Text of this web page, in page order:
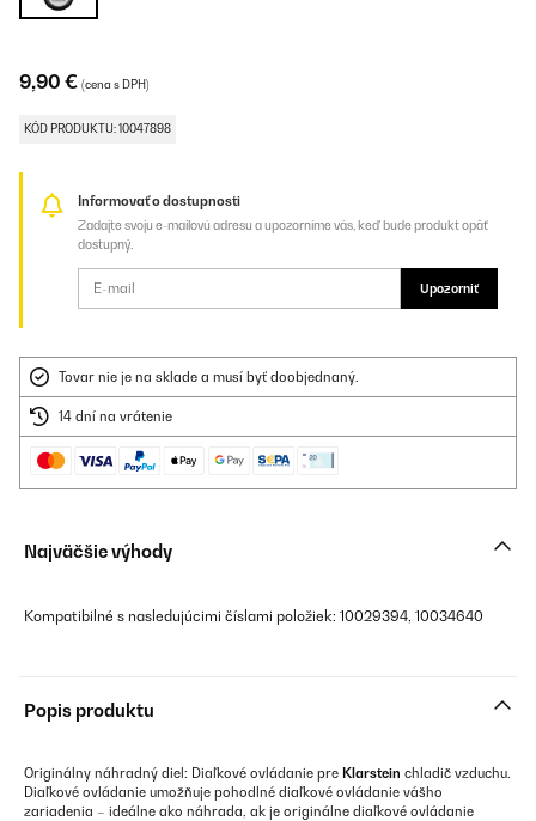
9,90 € (cena s DPH)
KÓD PRODUKTU: 10047898
Informovať o dostupnosti
Zadajte svoju e-mailovú adresu a upozorníme vás, keď bude produkt opäť
dostupný.
Upozorniť
Tovar nie je na sklade a musí byť doobjednaný.
14 dní na vrátenie
Najväčšie výhody
Kompatibilné s nasledujúcimi číslami položiek: 10029394, 10034640
Popis produktu
Originálny náhradný diel: Diaľkové ovládanie pre Klarstein chladič vzduchu.
Diaľkové ovládanie umožňuje pohodlné diaľkové ovládanie vášho
zariadenia – ideálne ako náhrada, ak je originálne diaľkové ovládanie